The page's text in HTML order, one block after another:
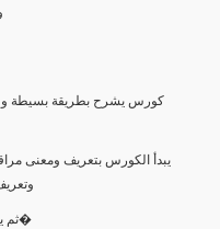
كورس يشرح بطريقة بسيطة و
يبدأ الكورس بتعريف ومعنى
ثم يتطرّق الكورس للجزء الأساسي و هوا شرح لمها�